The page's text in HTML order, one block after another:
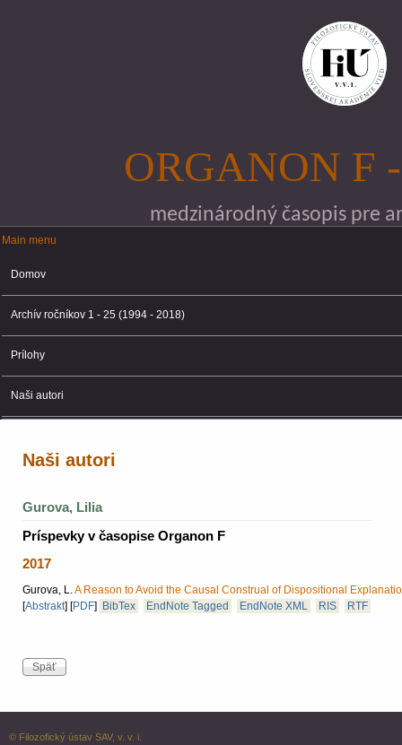
ORGANON F
medzinárodný časopis pre
Main menu
Main menu
Domov
Archív ročníkov 1 - 25 (1994 - 2018)
Prílohy
Naši autori
Naši autori
Gurova, Lilia
Príspevky v časopise Organon F
2017
Gurova, L.A Reason to Avoid the Causal Construal of Dispositional
[Abstrakt] [PDF] BibTex EndNote Tagged EndNote XML RIS RTF
© Filozofický ústav SAV, v. v. i.